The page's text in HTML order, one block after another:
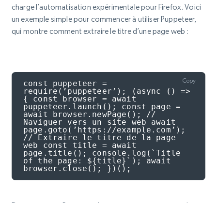
charge l’automatisation expérimentale pour Firefox. Voici
un exemple simple pour commencer à utiliser Puppeteer,
qui montre comment extraire le titre d’une page web :
const puppeteer =
require(’puppeteer’); (async () =>
{ const browser = await
puppeteer.launch(); const page =
await browser.newPage(); //
Naviguer vers un site web await
page.goto(’https://example.com’);
// Extraire le titre de la page
web const title = await
page.title(); console.log(`Title
of the page: ${title}`); await
browser.close(); })();
Copy